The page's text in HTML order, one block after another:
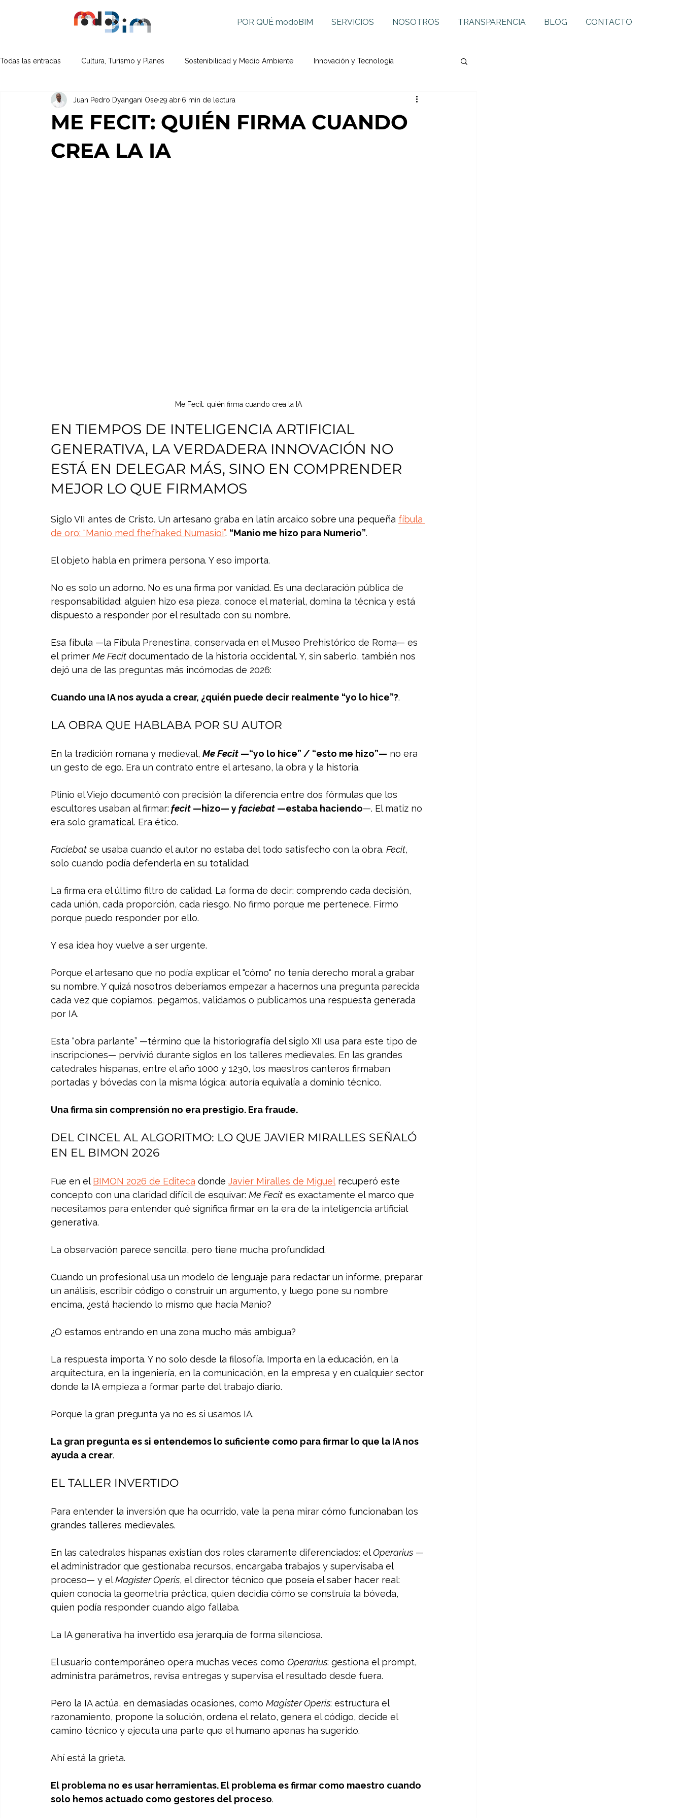
POR QUÉ modoBIM SERVICIOS NOSOTROS TRANSPARENCIA BLOG CONTACTO
Todas las entradas Cultura, Turismo y Planes Sostenibilidad y Medio Ambiente Innovación y Tecnología
Proyectos y Experimentos
ME FECIT: QUIÉN FIRMA CUANDO
CREA LA IA
Juan Pedro Dyangani Ose 29 abr 6 min de lectura
Me Fecit: quién firma cuando crea la IA
EN TIEMPOS DE INTELIGENCIA ARTIFICIAL
GENERATIVA, LA VERDADERA INNOVACIÓN NO
ESTÁ EN DELEGAR MÁS, SINO EN COMPRENDER
MEJOR LO QUE FIRMAMOS
Siglo VII antes de Cristo. Un artesano graba en latín arcaico sobre una pequeña fíbula
de oro: “Manio med fhefhaked Numasioi”. “Manio me hizo para Numerio”.
El objeto habla en primera persona. Y eso importa.
No es solo un adorno. No es una firma por vanidad. Es una declaración pública de
responsabilidad: alguien hizo esa pieza, conoce el material, domina la técnica y está
dispuesto a responder por el resultado con su nombre.
Esa fíbula —la Fíbula Prenestina, conservada en el Museo Prehistórico de Roma— es
el primer Me Fecit documentado de la historia occidental. Y, sin saberlo, también nos
dejó una de las preguntas más incómodas de 2026:
Cuando una IA nos ayuda a crear, ¿quién puede decir realmente “yo lo hice”?.
LA OBRA QUE HABLABA POR SU AUTOR
En la tradición romana y medieval, Me Fecit —“yo lo hice” / “esto me hizo”— no era
un gesto de ego. Era un contrato entre el artesano, la obra y la historia.
Plinio el Viejo documentó con precisión la diferencia entre dos fórmulas que los
escultores usaban al firmar: fecit —hizo— y faciebat —estaba haciendo—. El matiz no
era solo gramatical. Era ético.
Faciebat se usaba cuando el autor no estaba del todo satisfecho con la obra. Fecit,
solo cuando podía defenderla en su totalidad.
La firma era el último filtro de calidad. La forma de decir: comprendo cada decisión,
cada unión, cada proporción, cada riesgo. No firmo porque me pertenece. Firmo
porque puedo responder por ello.
Y esa idea hoy vuelve a ser urgente.
Porque el artesano que no podía explicar el "cómo" no tenía derecho moral a grabar
su nombre. Y quizá nosotros deberíamos empezar a hacernos una pregunta parecida
cada vez que copiamos, pegamos, validamos o publicamos una respuesta generada
por IA.
Esta “obra parlante” —término que la historiografía del siglo XII usa para este tipo de
inscripciones— pervivió durante siglos en los talleres medievales. En las grandes
catedrales hispanas, entre el año 1000 y 1230, los maestros canteros firmaban
portadas y bóvedas con la misma lógica: autoría equivalía a dominio técnico.
Una firma sin comprensión no era prestigio. Era fraude.
DEL CINCEL AL ALGORITMO: LO QUE JAVIER MIRALLES SEÑALÓ
EN EL BIMON 2026
Fue en el BIMON 2026 de Editeca donde Javier Miralles de Miguel recuperó este
concepto con una claridad difícil de esquivar: Me Fecit es exactamente el marco que
necesitamos para entender qué significa firmar en la era de la inteligencia artificial
generativa.
La observación parece sencilla, pero tiene mucha profundidad.
Cuando un profesional usa un modelo de lenguaje para redactar un informe, preparar
un análisis, escribir código o construir un argumento, y luego pone su nombre
encima, ¿está haciendo lo mismo que hacía Manio?
¿O estamos entrando en una zona mucho más ambigua?
La respuesta importa. Y no solo desde la filosofía. Importa en la educación, en la
arquitectura, en la ingeniería, en la comunicación, en la empresa y en cualquier sector
donde la IA empieza a formar parte del trabajo diario.
Porque la gran pregunta ya no es si usamos IA.
La gran pregunta es si entendemos lo suficiente como para firmar lo que la IA nos
ayuda a crear.
EL TALLER INVERTIDO
Para entender la inversión que ha ocurrido, vale la pena mirar cómo funcionaban los
grandes talleres medievales.
En las catedrales hispanas existían dos roles claramente diferenciados: el Operarius —
el administrador que gestionaba recursos, encargaba trabajos y supervisaba el
proceso— y el Magister Operis, el director técnico que poseía el saber hacer real:
quien conocía la geometría práctica, quien decidía cómo se construía la bóveda,
quien podía responder cuando algo fallaba.
La IA generativa ha invertido esa jerarquía de forma silenciosa.
El usuario contemporáneo opera muchas veces como Operarius: gestiona el prompt,
administra parámetros, revisa entregas y supervisa el resultado desde fuera.
Pero la IA actúa, en demasiadas ocasiones, como Magister Operis: estructura el
razonamiento, propone la solución, ordena el relato, genera el código, decide el
camino técnico y ejecuta una parte que el humano apenas ha sugerido.
Ahí está la grieta.
El problema no es usar herramientas. El problema es firmar como maestro cuando
solo hemos actuado como gestores del proceso.